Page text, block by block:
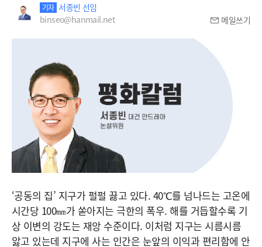
기자 서종빈 선임
binseo@hanmail.net
메일쓰기
‘공동의 집’ 지구가 펄펄 끓고 있다. 40℃를 넘나드는 고온에
시간당 100㎜가 쏟아지는 극한의 폭우. 해를 거듭할수록 기
상 이변의 강도는 재앙 수준이다. 이처럼 지구는 시름시름
앓고 있는데 지구에 사는 인간은 눈앞의 이익과 편리함에 안